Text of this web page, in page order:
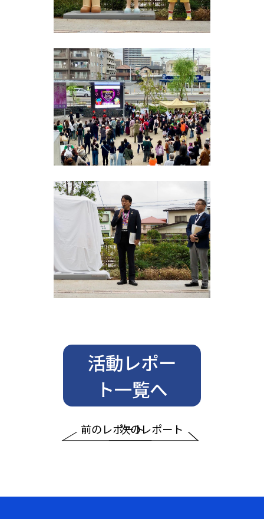
前のレポート
活動レポー
ト一覧へ
次のレポート